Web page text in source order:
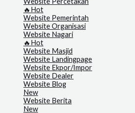
🔥Hot
Website Pemerintah
Website Organisasi
Website Nagari
🔥Hot
Website Masjid
Website Landingpage
Website Ekpor/Impor
Website Dealer
Website Blog
New
Website Berita
New